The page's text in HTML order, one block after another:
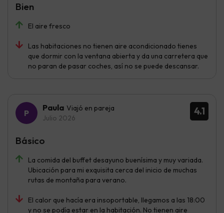
El aire fresco
Las habitaciones no tienen aire acondicionado tienes
que dormir con la ventana abierta y da una carretera que
no paran de pasar coches, así no se puede descansar.
Bien
4.1
Paula Viajó en pareja
Julio 2026
La comida del buffet desayuno buenísima y muy variada.
Ubicación para mi exquisita cerca del inicio de muchas
rutas de montaña para verano.
El calor que hacía era insoportable, llegamos a las 18:00
y no se podía estar en la habitación. No tienen aire
Básico